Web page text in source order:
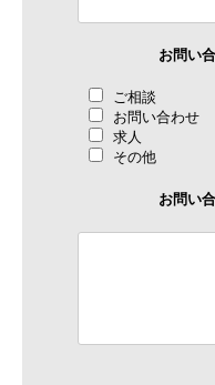
お問い
ご相談
お問い合わせ
求人
その他
お問い